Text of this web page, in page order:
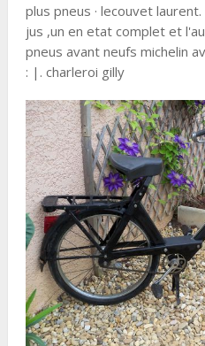
plus pneus · lecouvet laurent.
jus ,un en etat complet et
pneus avant neufs michelin
: |. charleroi gilly